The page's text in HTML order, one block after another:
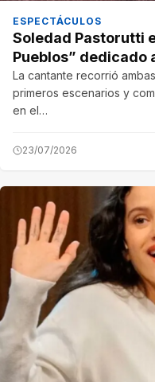
ESPECTÁCULOS
Soledad Pastorutti
Pueblos” dedicado
La cantante recorrió
primeros escenarios y
en el…
23/07/2026